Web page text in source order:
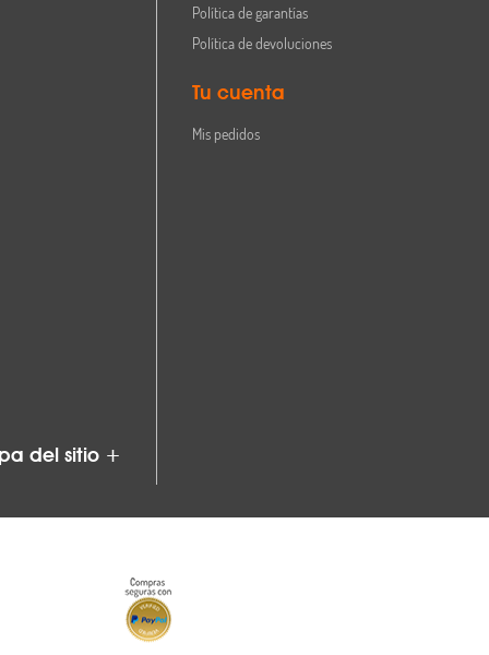
del sitio +
Política de garantías
Política de devoluciones
Tu cuenta
Mis pedidos